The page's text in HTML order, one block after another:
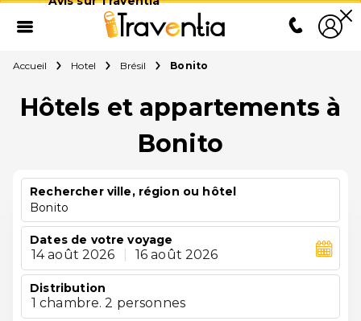
Accueil Hotel Brésil Bonito
Hôtels et appartements à
Bonito
Rechercher ville, région ou hôtel
Bonito
Dates de votre voyage
14 août 2026 16 août 2026
Distribution
1 chambre. 2 personnes